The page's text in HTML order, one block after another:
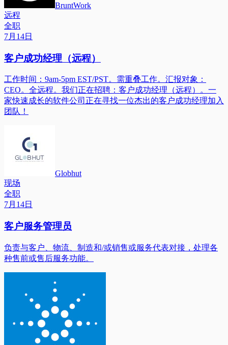
BruntWork
远程
全职
7月14日
客户成功经理（远程）
工作时间：9am-5pm EST/PST。需重叠工作。汇报对象：
CEO。全远程。我们正在招聘：客户成功经理（远程）。一
家快速成长的软件公司正在寻找一位杰出的客户成功经理加入
团队！
Globhut
现场
全职
7月14日
客户服务管理员
负责与客户、物流、制造和/或销售或服务代表对接，处理各
种售前或售后服务功能。